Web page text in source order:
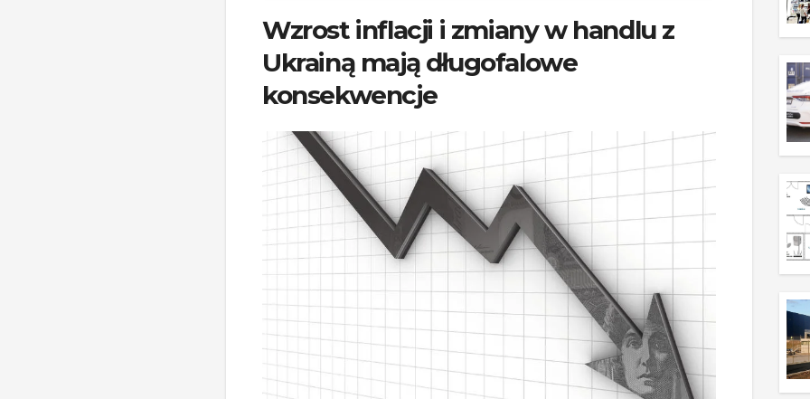
Wzrost inflacji i zmiany w handlu z
Ukrainą mają długofalowe
konsekwencje